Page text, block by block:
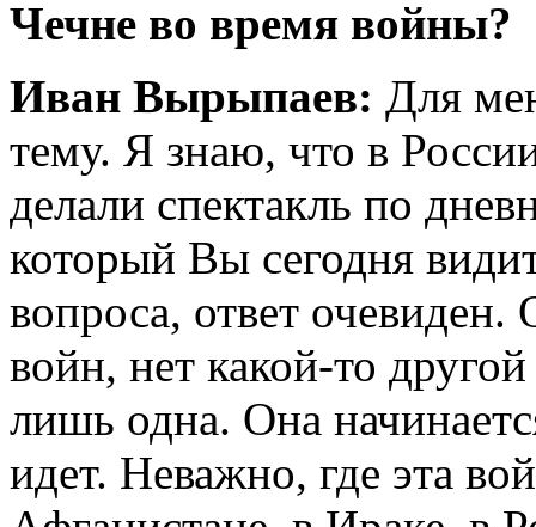
Чечне во время войны?
Иван Вырыпаев: Для
тему. Я знаю, что в
делали спектакль по
который Вы сегодня
вопроса, ответ
войн, нет какой-то
лишь одна. Она
идет. Неважно, где эта